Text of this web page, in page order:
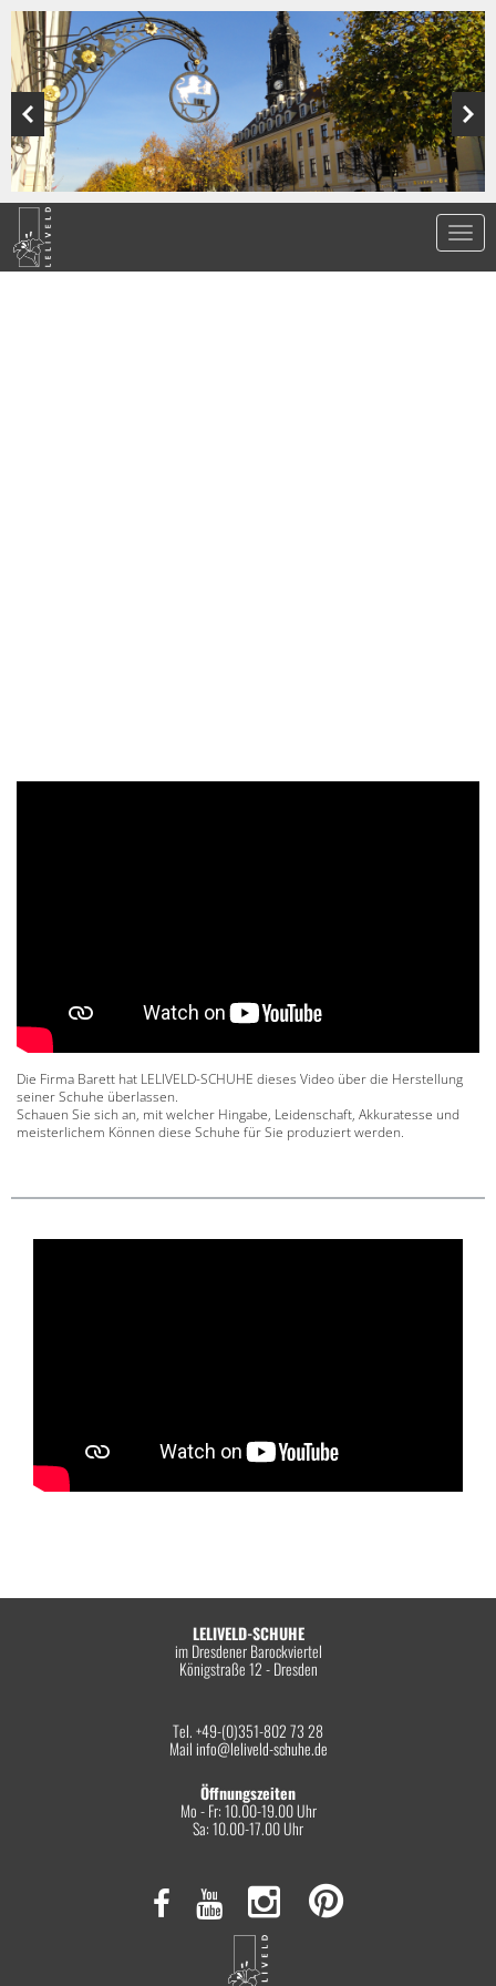
Die Firma Barett hat LELIVELD-SCHUHE dieses Video über die Herstellung
seiner Schuhe überlassen.
Schauen Sie sich an, mit welcher Hingabe, Leidenschaft, Akkuratesse und
meisterlichem Können diese Schuhe für Sie produziert werden.
LELIVELD-SCHUHE
im Dresdener Barockviertel
Königstraße 12 - Dresden
Tel. +49-(0)351-802 73 28
Mail info@leliveld-schuhe.de
Öffnungszeiten
Mo - Fr: 10.00-19.00 Uhr
Sa: 10.00-17.00 Uhr